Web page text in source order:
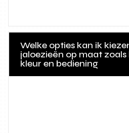
Welke opties kan ik
jaloezieën op maat
kleur en bediening